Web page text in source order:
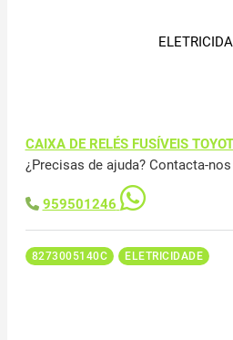
CAIXA DE RELÉS FUSÍVEIS
¿Precisas de ajuda? Contacta-
959501246
8273005140C ELETRICIDADE